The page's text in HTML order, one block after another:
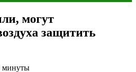
могут
защитить
минуты